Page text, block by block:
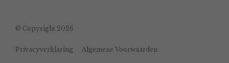
© Copyright 2026
Privacyverklaring Algemene Voorwaarden